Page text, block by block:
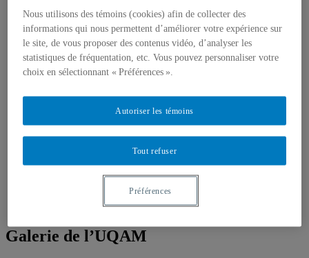
Toutes les publications
À propos des publications
À propos des Éditions les petits carnets
Actualités
À propos
Plan des salles
Salle de presse
Galerie de l’UQAM
Nous utilisons des témoins (cookies) afin de collecter des
informations qui nous permettent d’améliorer votre expérience sur
le site, de vous proposer des contenus vidéo, d’analyser les
statistiques de fréquentation, etc. Vous pouvez personnaliser votre
choix en sélectionnant « Préférences ».
Tout refuser
Autoriser les témoins
Préférences